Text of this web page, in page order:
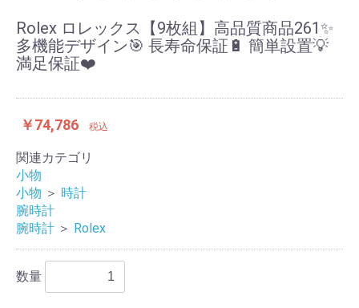
Rolex ロレックス【9枚組】高品質商品261✨
多機能デザイン🎯 長寿命保証🔋 簡単設置💡
満足保証❤️
￥74,786 税込
関連カテゴリ
小物
小物 ＞ 時計
腕時計
腕時計 ＞ Rolex
数量